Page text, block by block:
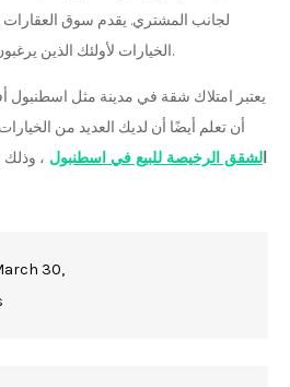
لجانب المشتري. يقدم سوق
الخيارات لأولئك الذين يرغبون في الاستثمار أو شراء منزل.
يعتبر امتلاك شقة في مدينة مثل اسطنبول
أن تعلم أيضًا أن لديك العديد من
لشقق الرخيصة للبيع في اسطنبول ، وذلك
30,